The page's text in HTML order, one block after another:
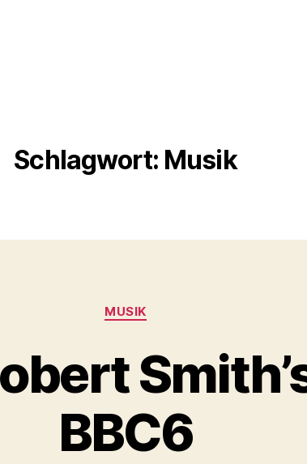
Schlagwort: Musik
Kategorien
MUSIK
BBC6